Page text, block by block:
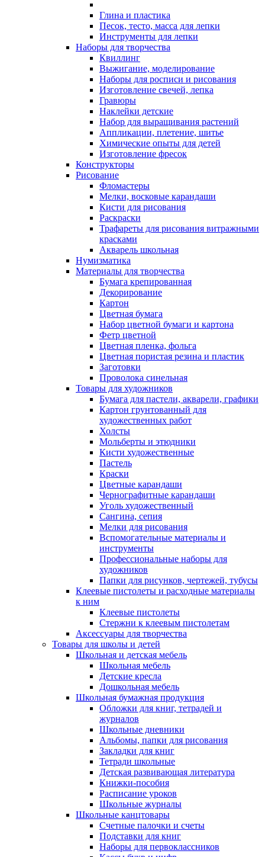
Глина и пластика
Песок, тесто, масса для лепки
Инструменты для лепки
Наборы для творчества
Квиллинг
Выжигание, моделирование
Наборы для росписи и рисования
Изготовление свечей, лепка
Гравюры
Наклейки детские
Набор для выращивания растений
Аппликации, плетение, шитье
Химические опыты для детей
Изготовление фресок
Конструкторы
Рисование
Фломастеры
Мелки, восковые карандаши
Кисти для рисования
Раскраски
Трафареты для рисования витражными
красками
Акварель школьная
Нумизматика
Материалы для творчества
Бумага крепированная
Декорирование
Картон
Цветная бумага
Набор цветной бумаги и картона
Фетр цветной
Цветная пленка, фольга
Цветная пористая резина и пластик
Заготовки
Проволока синельная
Товары для художников
Бумага для пастели, акварели, графики
Картон грунтованный для
художественных работ
Холсты
Мольберты и этюдники
Кисти художественные
Пастель
Краски
Цветные карандаши
Чернографитные карандаши
Уголь художественный
Сангина, сепия
Мелки для рисования
Вспомогательные материалы и
инструменты
Профессиональные наборы для
художников
Папки для рисунков, чертежей, тубусы
Клеевые пистолеты и расходные материалы
к ним
Клеевые пистолеты
Стержни к клеевым пистолетам
Аксессуары для творчества
Товары для школы и детей
Школьная и детская мебель
Школьная мебель
Детские кресла
Дошкольная мебель
Школьная бумажная продукция
Обложки для книг, тетрадей и
журналов
Школьные дневники
Альбомы, папки для рисования
Закладки для книг
Тетради школьные
Детская развивающая литература
Книжки-пособия
Расписание уроков
Школьные журналы
Школьные канцтовары
Счетные палочки и счеты
Подставки для книг
Наборы для первоклассников